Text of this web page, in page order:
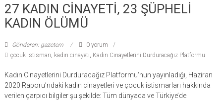
27 KADIN CİNAYETİ, 23 ŞÜPHELİ
KADIN ÖLÜMÜ
Gönderen: gazetem
0 yorum
çocuk istismarı, kadın cinayeti, Kadın Cinayetlerini Durduracağız Platformu
Kadın Cinayetlerini Durduracağız Platformu‘nun yayınladığı, Haziran
2020 Raporu’ndaki kadın cinayetleri ve çocuk istismarları hakkında
verilen çarpıcı bilgiler şu şekilde: Tüm dünyada ve Türkiye’de